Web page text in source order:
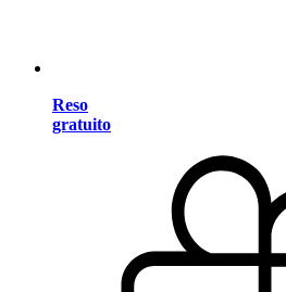
Reso
gratuito